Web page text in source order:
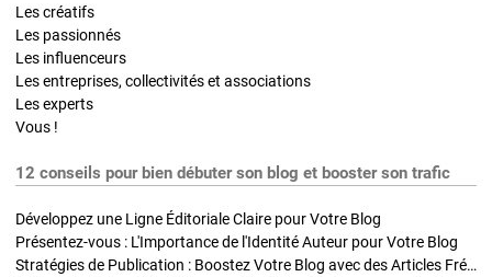
Les créatifs
Les passionnés
Les influenceurs
Les entreprises, collectivités et associations
Les experts
Vous !
12 conseils pour bien débuter son blog et booster son trafic
Développez une Ligne Éditoriale Claire pour Votre Blog
Présentez-vous : L'Importance de l'Identité Auteur pour Votre Blog
Stratégies de Publication : Boostez Votre Blog avec des Articles Fréquents et Exclusifs